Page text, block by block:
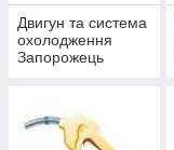
Двигун та система
охолодження
Запорожець